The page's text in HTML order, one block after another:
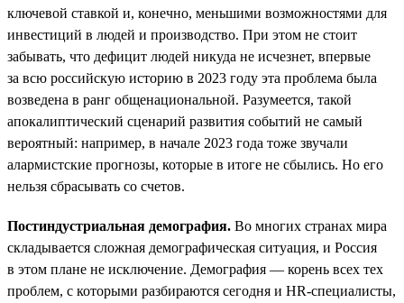
ключевой ставкой и, конечно, меньшими возможностями для
инвестиций в людей и производство. При этом не стоит
забывать, что дефицит людей никуда не исчезнет, впервые
за всю российскую историю в 2023 году эта проблема была
возведена в ранг общенациональной. Разумеется, такой
апокалиптический сценарий развития событий не самый
вероятный: например, в начале 2023 года тоже звучали
алармистские прогнозы, которые в итоге не сбылись. Но его
нельзя сбрасывать со счетов.
Постиндустриальная демография. Во многих странах мира
складывается сложная демографическая ситуация, и Россия
в этом плане не исключение. Демография — корень всех тех
проблем, с которыми разбираются сегодня и HR-специалисты,